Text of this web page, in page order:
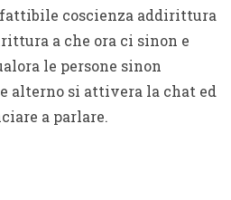
coscienza addirittura
a che ora ci sinon e
le persone sinon
alterno si attivera la chat ed
a parlare.